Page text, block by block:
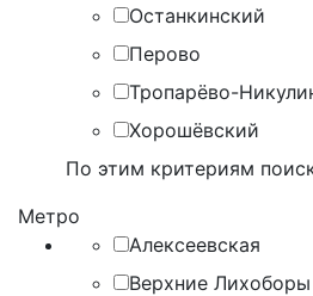
Останкинский
Перово
Тропарёво-
Хорошёвский
По этим критериям
Метро
Алексеевская
Верхние Лихоборы